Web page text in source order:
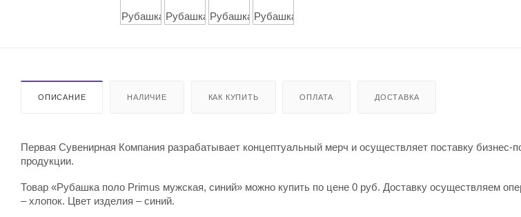
ОПИСАНИЕ НАЛИЧИЕ КАК КУПИТЬ ОПЛАТА ДОСТАВКА
Первая Сувенирная Компания разрабатывает концептуальный мерч и осуществляет поставку бизнес-
продукции.
Товар «Рубашка поло Primus мужская, синий» можно купить по цене 0 руб. Доставку осуществляем
– хлопок. Цвет изделия – синий.